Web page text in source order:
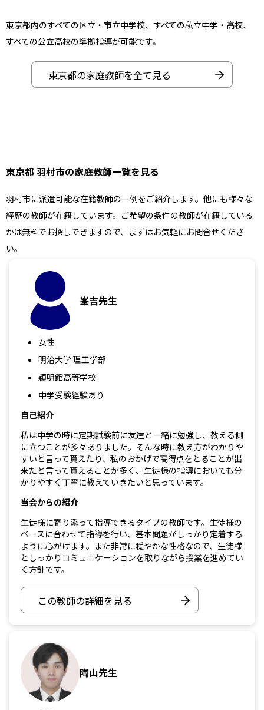
東京都内のすべての区立・市立中学校、すべての私立中学・高校、
すべての公立高校の準拠指導が可能です。
東京都の家庭教師を全て見る
東京都 羽村市の家庭教師一覧を見る
羽村市に派遣可能な在籍教師の一例をご紹介します。他にも様々な
経歴の教師が在籍しています。ご希望の条件の教師が在籍している
かは無料でお探しできますので、まずはお気軽にお問合せくださ
い。
峯吉先生
女性
明治大学 理工学部
穎明館高等学校
中学受験経験あり
自己紹介
私は中学の時に定期試験前に友達と一緒に勉強し、教える側
に立つことが多々ありました。そんな時に教え方がわかりや
すいと言って貰えたり、私のおかげで高得点をとることが出
来たと言って貰えることが多く、生徒様の指導においても分
かりやすく丁寧に教えていきたいと思っています。
当会からの紹介
生徒様に寄り添って指導できるタイプの教師です。生徒様の
ペースに合わせて指導を行い、基本問題がしっかり定着する
ように心がけます。また非常に穏やかな性格なので、生徒様
としっかりコミュニケーションを取りながら授業を進めてい
く方針です。
この教師の詳細を見る
陶山先生